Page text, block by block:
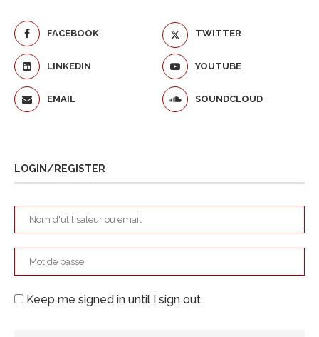
FACEBOOK TWITTER
LINKEDIN YOUTUBE
EMAIL SOUNDCLOUD
LOGIN/REGISTER
Keep me signed in until I sign out